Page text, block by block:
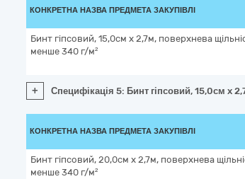
КОНКРЕТНА НАЗВА ПРЕДМЕТА ЗАКУПІВЛІ
Бинт гіпсовий, 15,0см x 2,7м, поверхнева
менше 340 г/м²
+ Специфікація 5: Бинт гіпсовий, 15,0см x
КОНКРЕТНА НАЗВА ПРЕДМЕТА ЗАКУПІВЛІ
Бинт гіпсовий, 20,0см x 2,7м, поверхнева
менше 340 г/м²